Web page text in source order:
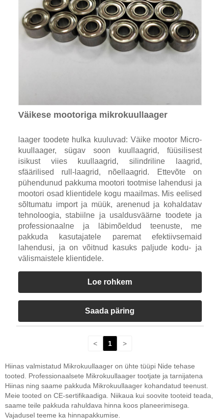
Väikese mootoriga mikrokuullaager
laager toodete hulka kuuluvad: Väike mootor Micro-
kuullaager, sügav soon kuullaagrid, füüsilisest
isikust viies kuullaagrid, silindriline laagrid,
sfäärilised rull-laagrid, nõellaagrid. Ettevõte on
pühendunud pakkuma mootori tootmise lahendusi ja
mootori osad klientidele kogu maailmas. Mis eelised
sõltumatu import ja müük, arenenud ja kohaldatav
tehnoloogia, stabiilne ja usaldusväärne toodete ja
professionaalne ja läbimõeldud teenuste, me
pakkuda kasutajatele paremat efektiivsemaid
lahendusi, ja on võitnud kasuks paljude kodu- ja
välismaistele klientidele.
Loe rohkem
Saada päring
< 1 >
Hiinas valmistatud Mikrokuullaager on ühte tüüpi Nide tehase
tooted. Professionaalsete Mikrokuullaager tootjate ja tarnijatena
Hiinas ning saame pakkuda Mikrokuullaager kohandatud teenust.
Meie tooted on CE-sertifikaadiga. Niikaua kui soovite tooteid teada,
saame teile pakkuda rahuldava hinna koos planeerimisega.
Vajadusel teeme ka hinnapakkumise.